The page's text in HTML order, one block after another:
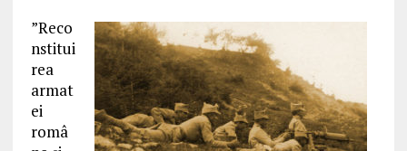
”Reco
nstitui
rea
armat
ei
româ